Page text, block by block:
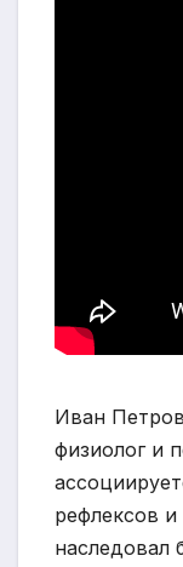
Иван
физиолог и
рефлексов
наследовал